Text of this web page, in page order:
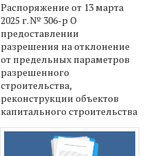
Распоряжение от 13 марта
2025 г. № 306-р О
предоставлении
разрешения на отклонение
от предельных параметров
разрешенного
строительства,
реконструкции объектов
капитального строительства